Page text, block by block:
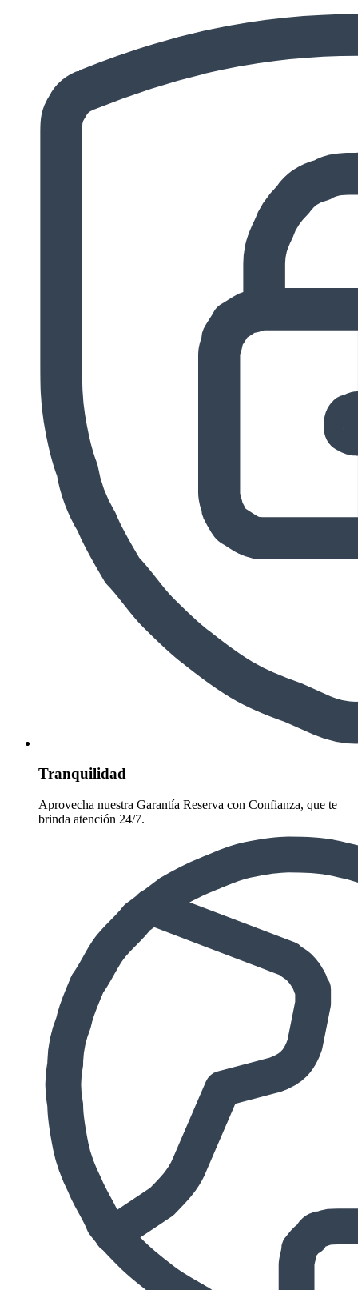
Tranquilidad
Aprovecha nuestra Garantía Reserva con Confianza, que te
brinda atención 24/7.